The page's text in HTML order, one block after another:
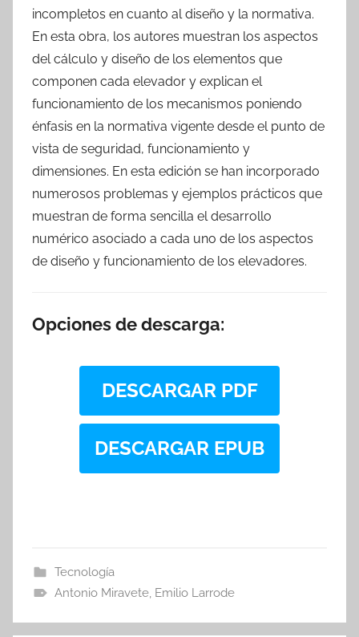
incompletos en cuanto al diseño y la normativa.
En esta obra, los autores muestran los aspectos
del cálculo y diseño de los elementos que
componen cada elevador y explican el
funcionamiento de los mecanismos poniendo
énfasis en la normativa vigente desde el punto de
vista de seguridad, funcionamiento y
dimensiones. En esta edición se han incorporado
numerosos problemas y ejemplos prácticos que
muestran de forma sencilla el desarrollo
numérico asociado a cada uno de los aspectos
de diseño y funcionamiento de los elevadores.
Opciones de descarga:
DESCARGAR PDF
DESCARGAR EPUB
Tecnología
Antonio Miravete, Emilio Larrode